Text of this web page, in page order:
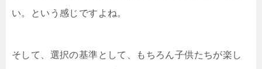
い。という感じですよね。
そして、選択の基準として、もちろん子供たちが楽し